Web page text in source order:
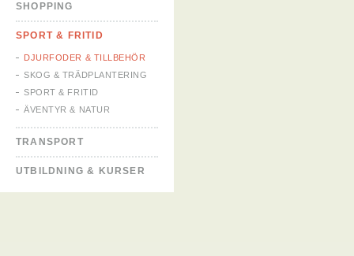
SHOPPING
SPORT & FRITID
DJURFODER & TILLBEHÖR
SKOG & TRÄDPLANTERING
SPORT & FRITID
ÄVENTYR & NATUR
TRANSPORT
UTBILDNING & KURSER